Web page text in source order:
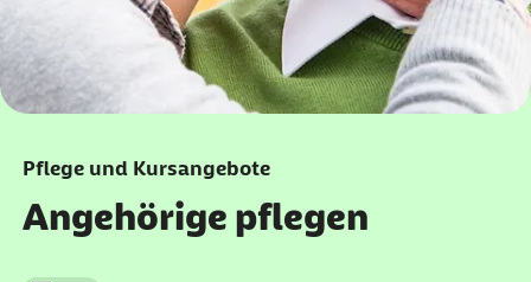
Pflege und Kursangebote
Angehörige pflegen